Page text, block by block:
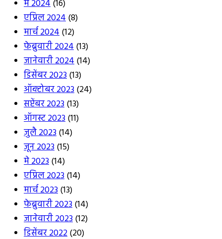
मे 2024(16)
एप्रिल 2024(8)
मार्च 2024(12)
फेब्रुवारी 2024(13)
जानेवारी 2024(14)
डिसेंबर 2023(13)
ऑक्टोबर 2023(24)
सप्टेंबर 2023(13)
ऑगस्ट 2023(11)
जुलै 2023(14)
जून 2023(15)
मे 2023(14)
एप्रिल 2023(14)
मार्च 2023(13)
फेब्रुवारी 2023(14)
जानेवारी 2023(12)
डिसेंबर 2022(20)